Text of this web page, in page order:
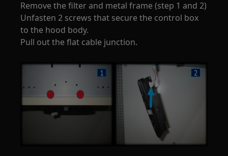
Remove the filter and metal frame (step 1 and 2)
Unfasten 2 screws that secure the control box
to the hood body.
Pull out the flat cable junction.